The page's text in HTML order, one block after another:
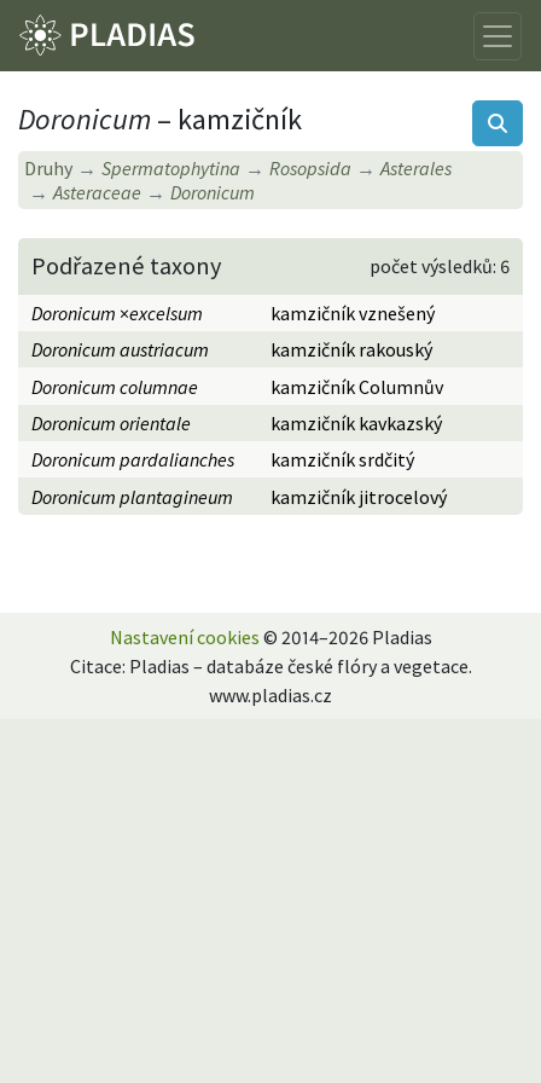
Doronicum – kamzičník
Druhy Spermatophytina Rosopsida
Asterales
Asteraceae
Doronicum
Podřazené taxony
počet výsledků: 6
Doronicum ×excelsum
kamzičník vznešený
Doronicum austriacum
kamzičník rakouský
Doronicum columnae
kamzičník Columnův
Doronicum orientale
kamzičník kavkazský
Doronicum pardalianches
kamzičník srdčitý
Doronicum plantagineum
kamzičník jitrocelový
Nastavení cookies © 2014–2026 Pladias
Citace: Pladias – databáze české flóry a vegetace.
www.pladias.cz